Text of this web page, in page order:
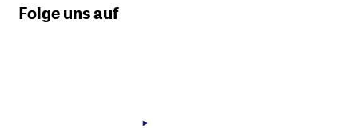
Folge uns auf